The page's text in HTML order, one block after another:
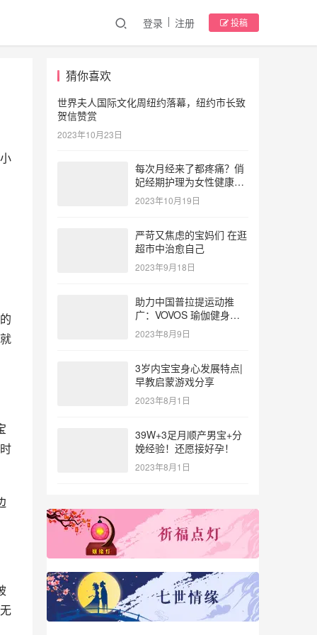
登录 注册 投稿
猜你喜欢
世界夫人国际文化周纽约落幕，纽约市长致
贺信赞赏
2023年10月23日
每次月经来了都疼痛？俏
妃经期护理为女性健康护
航
2023年10月19日
严苛又焦虑的宝妈们 在逛
超市中治愈自己
2023年9月18日
助力中国普拉提运动推
广：VOVOS 瑜伽健身服
参与北体大专业普拉提教
练培训
2023年8月9日
3岁内宝宝身心发展特点|
早教启蒙游戏分享
2023年8月1日
39W+3足月顺产男宝+分
娩经验！还愿接好孕！
2023年8月1日